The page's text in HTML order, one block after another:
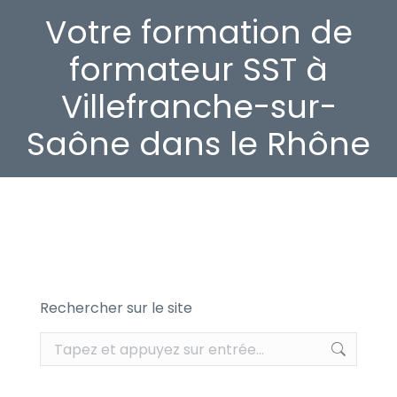
Votre formation de
formateur SST à
Villefranche-sur-
Saône dans le Rhône
Rechercher sur le site
Recherche
: